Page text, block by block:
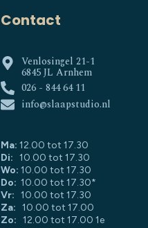
Contact
Venlosingel 21-1
6845 JL Arnhem
026 - 844 64 11
info@slaapstudio.nl
Ma: 12.00 tot 17.30
Di: 10.00 tot 17.30
Wo: 10.00 tot 17.30
Do: 10.00 tot 17.30*
Vr: 10.00 tot 17.30
Za: 10.00 tot 17.00
Zo: 12.00 tot 17.00 1e